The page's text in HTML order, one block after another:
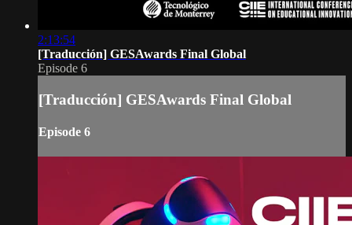
2:13:54
[Traducción] GESAwards Final Global
Episode 6
[Traducción] GESAwards Final Global
Episode 6